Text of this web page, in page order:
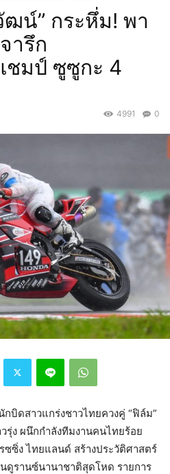
น์” กระหึ่ม! พา
ารึก
ชมป์ ซูซูกะ 4
0
4991
บิดสาวแกร่งชาวไทยควงคู่ “ฟิล์ม”
ง ผนึกกำลังทีมงานคนไทยร้อย
ซซิ่ง ไทยแลนด์ สร้างประวัติศาสตร์
ดูรานซ์นานาชาติสุดโหด รายการ